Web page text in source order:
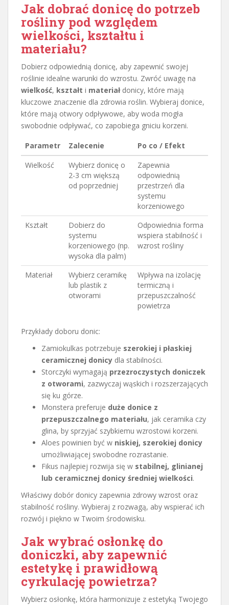
Jak dobrać donicę do potrzeb
rośliny pod względem
wielkości, kształtu i
materiału?
Dobierz odpowiednią donicę, aby zapewnić swojej
roślinie idealne warunki do wzrostu. Zwróć uwagę na
wielkość, kształt i materiałdonicy, które mają
kluczowe znaczenie dla zdrowia roślin. Wybieraj donice,
które mają otwory odpływowe, aby woda mogła
swobodnie odpływać, co zapobiega gniciu korzeni.
Parametr Zalecenie
Po co / Efekt
Wielkość
Wybierz donicę o
2-3 cm większą
od poprzedniej
Zapewnia
odpowiednią
przestrzeń dla
systemu
korzeniowego
Kształt
Dobierz do
systemu
korzeniowego (np.
wysoka dla palm)
Odpowiednia forma
wspiera stabilność i
wzrost rośliny
Materiał
Wybierz ceramikę
lub plastik z
otworami
Wpływa na izolację
termiczną i
przepuszczalność
powietrza
Przykłady doboru donic:
Zamiokulkas potrzebuje szerokiej i płaskiej
ceramicznej donicy dla stabilności.
Storczyki wymagają przezroczystych doniczek
z otworami, zazwyczaj wąskich i rozszerzających
się ku górze.
Monstera preferuje duże donice z
przepuszczalnego materiału, jak ceramika czy
glina, by sprzyjać szybkiemu wzrostowi korzeni.
Aloes powinien być w niskiej, szerokiej donicy
umożliwiającej swobodne rozrastanie.
Fikus najlepiej rozwija się w stabilnej, glinianej
lub ceramicznej donicy średniej wielkości.
Właściwy dobór donicy zapewnia zdrowy wzrost oraz
stabilność rośliny. Wybieraj z rozwagą, aby wspierać ich
rozwój i piękno w Twoim środowisku.
Jak wybrać osłonkę do
doniczki, aby zapewnić
estetykę i prawidłową
cyrkulację powietrza?
Wybierz osłonkę, która harmonizuje z estetyką Twojego